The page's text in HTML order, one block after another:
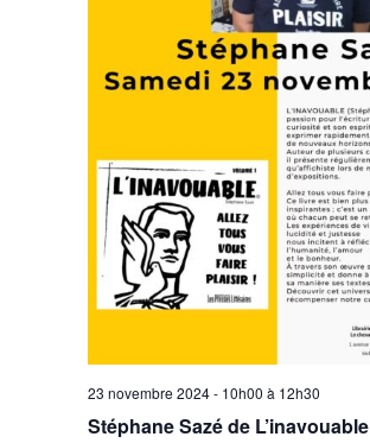
Stéphane Sazé de L’inavouable
23 novembre 2024 - 10h00 à 12h30